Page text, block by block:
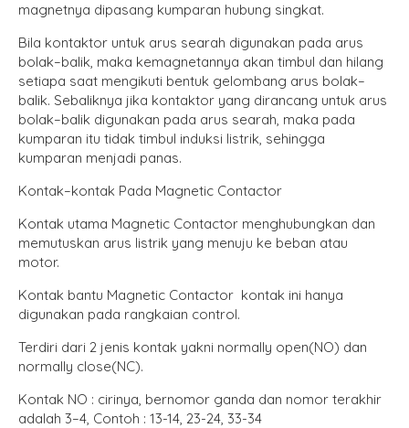
magnetnya dipasang kumparan hubung singkat.
Bila kontaktor untuk arus searah digunakan pada arus
bolak–balik, maka kemagnetannya akan timbul dan hilang
setiapa saat mengikuti bentuk gelombang arus bolak–
balik. Sebaliknya jika kontaktor yang dirancang untuk arus
bolak–balik digunakan pada arus searah, maka pada
kumparan itu tidak timbul induksi listrik, sehingga
kumparan menjadi panas.
Kontak–kontak Pada Magnetic Contactor
Kontak utama Magnetic Contactor menghubungkan dan
memutuskan arus listrik yang menuju ke beban atau
motor.
Kontak bantu Magnetic Contactor kontak ini hanya
digunakan pada rangkaian control.
Terdiri dari 2 jenis kontak yakni normally open(NO) dan
normally close(NC).
Kontak NO : cirinya, bernomor ganda dan nomor terakhir
adalah 3–4, Contoh : 13-14, 23-24, 33-34